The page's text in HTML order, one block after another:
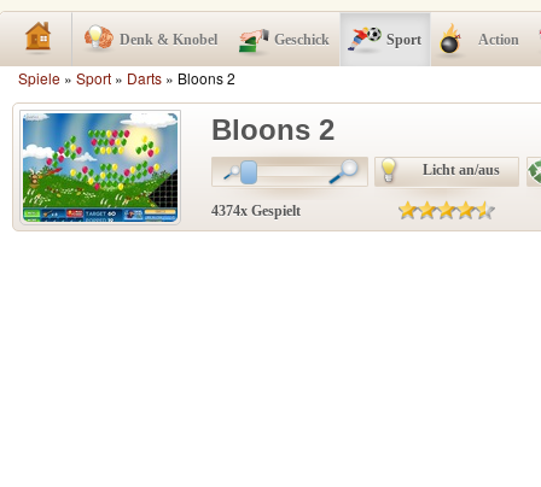
Denk & Knobel Geschick Sport Action
Spiele » Sport » Darts » Bloons 2
Bloons 2
Licht an/aus
4374x Gespielt